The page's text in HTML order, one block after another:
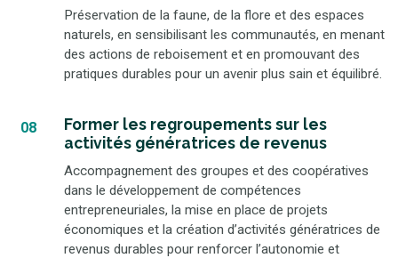
Préservation de la faune, de la flore et des espaces
naturels, en sensibilisant les communautés, en menant
des actions de reboisement et en promouvant des
pratiques durables pour un avenir plus sain et équilibré.
08
Former les regroupements sur les
activités génératrices de revenus
Accompagnement des groupes et des coopératives
dans le développement de compétences
entrepreneuriales, la mise en place de projets
économiques et la création d’activités génératrices de
revenus durables pour renforcer l’autonomie et